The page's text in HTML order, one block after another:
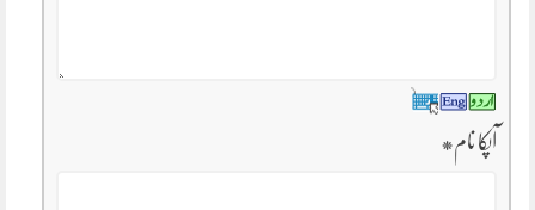
آپکا نام*